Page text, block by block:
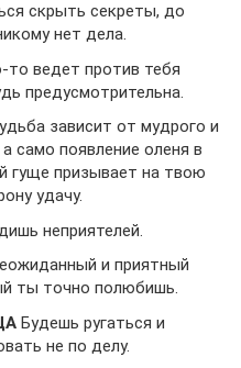
скрыть секреты, до
нет дела.
то ведет против тебя
предусмотрительна.
зависит от мудрого и
само появление оленя в
гуще призывает на твою
удачу.
неприятелей.
и приятный
ты точно полюбишь.
Будешь ругаться и
не по делу.